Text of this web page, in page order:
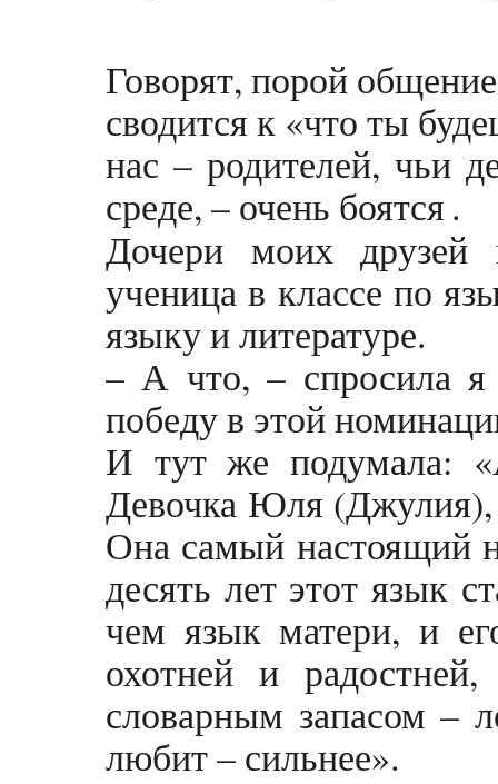
Говорят, порой
сводится к «что ты
нас – родителей, чьи
среде, – очень боятся.
Дочери моих друзей
ученица в классе по
языку и литературе.
– А что, – спросила я
победу в этой
И тут же подумала:
Девочка Юля (Джулия),
Она самый настоящий
десять лет этот язык
чем язык матери, и
охотней и
словарным запасом –
любит – сильнее».